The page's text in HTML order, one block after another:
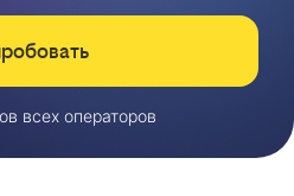
всех операторов